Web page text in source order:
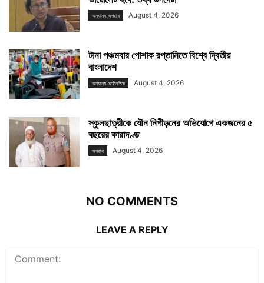
অন্যান্য অপরাধ August 4, 2026
টানা পঞ্চমবার পোশাক রপ্তানিতে বিশ্বে দ্বিতীয়
বাংলাদেশ
অন্যান্য অর্থনৈতিক August 4, 2026
স্কুলছাত্রীকে যৌন নিপীড়নের অভিযোগে একজনের ৫
বছরের কারাদণ্ড
অপরাধ August 4, 2026
NO COMMENTS
LEAVE A REPLY